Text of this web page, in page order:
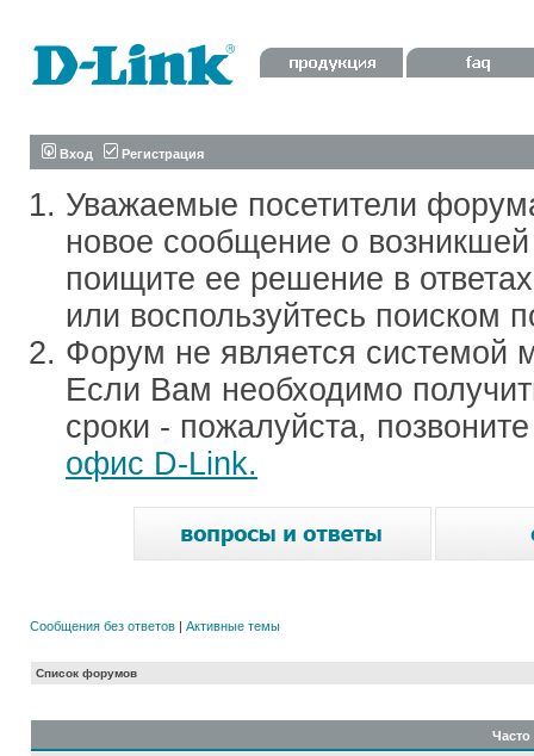
Вход Регистрация
Уважаемые посетители
новое сообщение о
поищите ее решение в
или воспользуйтесь поиском
Форум не является системой
Если Вам необходимо
сроки - пожалуйста,
офис D-Link.
Сообщения без ответов | Активные темы
Список форумов